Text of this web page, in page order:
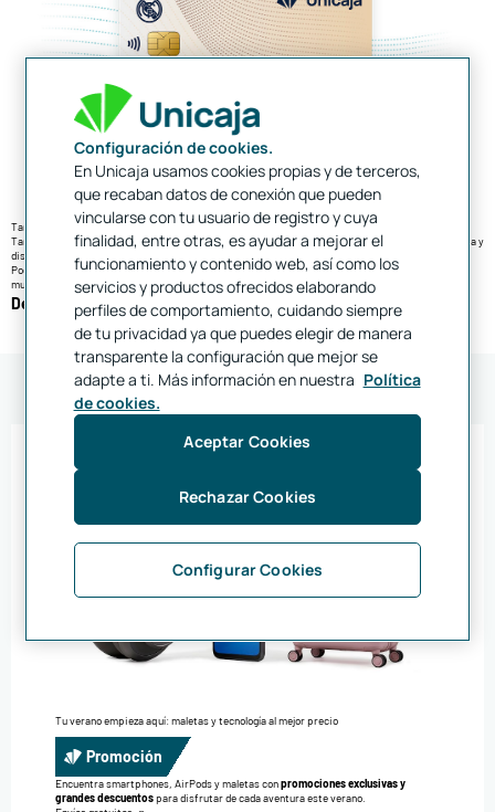
Tarjeta Madridista Premium Unicaja 5
Tanto si ya eres Madridista Premium como si no… ¡hazte con la Tarjeta Madridista Premium Unicaja y
disfruta de todas sus ventajas únicas!
Podrás disfrutar de descuentos en entradas a partidos, tour del Bernabeu, productos oficiales y
muchas otras ventajas.
Descubre la Tarjeta Madridista Premium
Tu verano empieza aquí: maletas y tecnología al mejor precio
Promoción
Encuentra smartphones, AirPods y maletas conpromociones exclusivas y
grandes descuentospara disfrutar de cada aventura este verano.
Configuración de cookies.
En Unicaja usamos cookies propias y de terceros,
que recaban datos de conexión que pueden
vincularse con tu usuario de registro y cuya
finalidad, entre otras, es ayudar a mejorar el
funcionamiento y contenido web, así como los
servicios y productos ofrecidos elaborando
perfiles de comportamiento, cuidando siempre
de tu privacidad ya que puedes elegir de manera
transparente la configuración que mejor se
adapte a ti. Más información en nuestra Política
de cookies.
Configurar Cookies
Rechazar Cookies
Aceptar Cookies